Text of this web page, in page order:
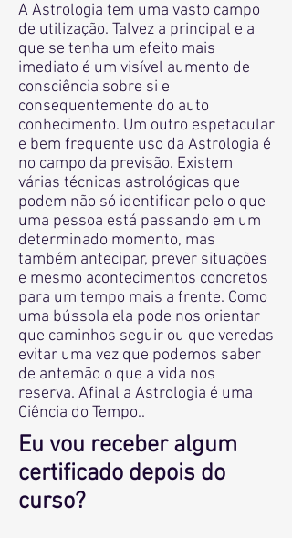
A Astrologia tem uma vasto campo
de utilização. Talvez a principal e a
que se tenha um efeito mais
imediato é um visível aumento de
consciência sobre si e
consequentemente do auto
conhecimento. Um outro espetacular
e bem frequente uso da Astrologia é
no campo da previsão. Existem
várias técnicas astrológicas que
podem não só identificar pelo o que
uma pessoa está passando em um
determinado momento, mas
também antecipar, prever situações
e mesmo acontecimentos concretos
para um tempo mais a frente. Como
uma bússola ela pode nos orientar
que caminhos seguir ou que veredas
evitar uma vez que podemos saber
de antemão o que a vida nos
reserva. Afinal a Astrologia é uma
Ciência do Tempo..
Eu vou receber algum
certificado depois do
curso?